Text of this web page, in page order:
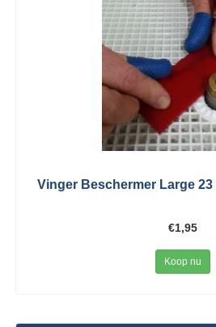
Vinger Beschermer Large
€1,95
Koop nu